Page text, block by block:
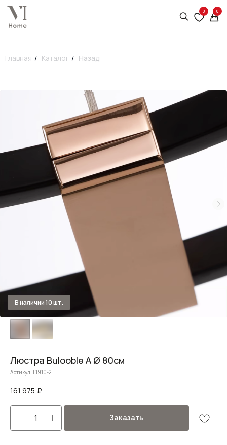
0 0
Главная / Каталог / Назад
Люстра Bulooble A Ø 80см
Артикул: L1910-2
161 975 ₽
Заказать